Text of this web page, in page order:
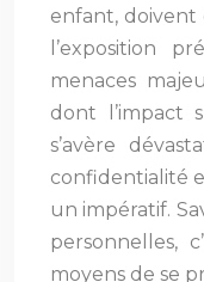
enfant, doivent
l’exposition
menaces
dont l’impact
s’avère
confidentialité
un impératif.
personnelles,
moyens de se